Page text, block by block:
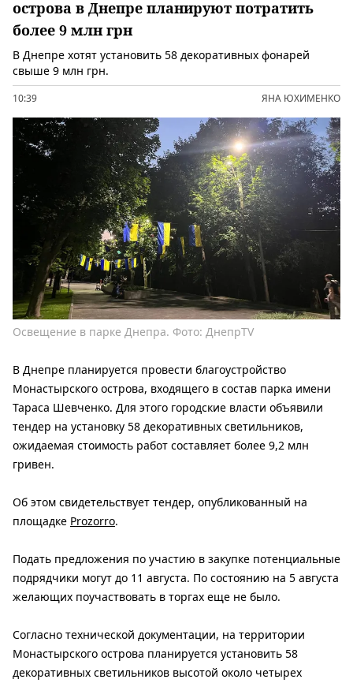
острова в Днепре планируют потратить
более 9 млн грн
В Днепре хотят установить 58 декоративных фонарей
свыше 9 млн грн.
10:39 ЯНА ЮХИМЕНКО
Освещение в парке Днепра. Фото: ДнепрTV
В Днепре планируется провести благоустройство
Монастырского острова, входящего в состав парка имени
Тараса Шевченко. Для этого городские власти объявили
тендер на установку 58 декоративных светильников,
ожидаемая стоимость работ составляет более 9,2 млн
гривен.
Об этом свидетельствует тендер, опубликованный на
площадке Prozorro.
Подать предложения по участию в закупке потенциальные
подрядчики могут до 11 августа. По состоянию на 5 августа
желающих поучаствовать в торгах еще не было.
Согласно технической документации, на территории
Монастырского острова планируется установить 58
декоративных светильников высотой около четырех